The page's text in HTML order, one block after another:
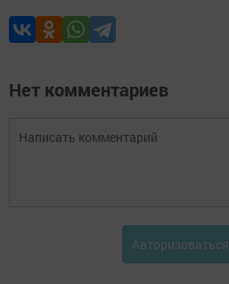
Нет комментариев
Авторизоваться